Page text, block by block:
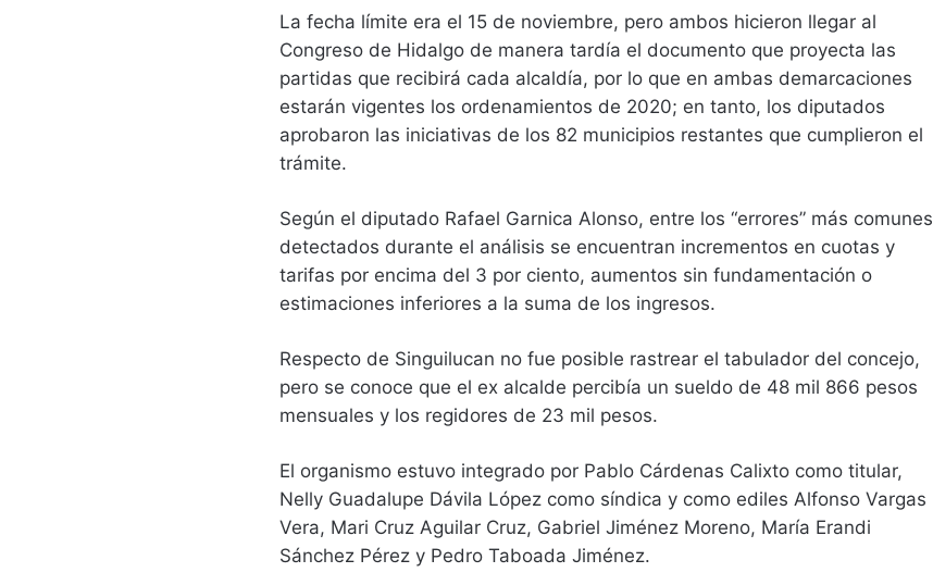
La fecha límite era el 15 de noviembre, pero ambos hicieron llegar al
Congreso de Hidalgo de manera tardía el documento que proyecta las
partidas que recibirá cada alcaldía, por lo que en ambas demarcaciones
estarán vigentes los ordenamientos de 2020; en tanto, los diputados
aprobaron las iniciativas de los 82 municipios restantes que cumplieron el
trámite.
Según el diputado Rafael Garnica Alonso, entre los “errores” más comunes
detectados durante el análisis se encuentran incrementos en cuotas y
tarifas por encima del 3 por ciento, aumentos sin fundamentación o
estimaciones inferiores a la suma de los ingresos.
Respecto de Singuilucan no fue posible rastrear el tabulador del concejo,
pero se conoce que el ex alcalde percibía un sueldo de 48 mil 866 pesos
mensuales y los regidores de 23 mil pesos.
El organismo estuvo integrado por Pablo Cárdenas Calixto como titular,
Nelly Guadalupe Dávila López como síndica y como ediles Alfonso Vargas
Vera, Mari Cruz Aguilar Cruz, Gabriel Jiménez Moreno, María Erandi
Sánchez Pérez y Pedro Taboada Jiménez.